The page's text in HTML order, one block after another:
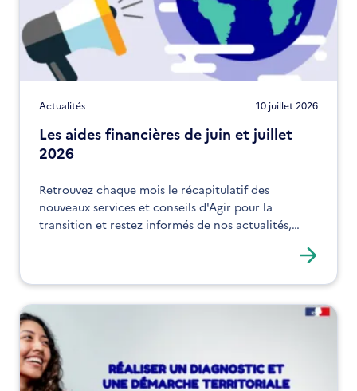
Actualités 10 juillet 2026
Les aides financières de juin et juillet
2026
Retrouvez chaque mois le récapitulatif des
nouveaux services et conseils d'Agir pour la
transition et restez informés de nos actualités,